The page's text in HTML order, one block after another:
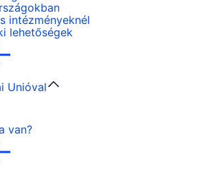
intézményeknél
lehetőségek
Unióval
van?